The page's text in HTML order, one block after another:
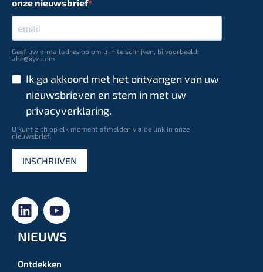
onze nieuwsbrief
Geef uw e-mailadres op om u in te schrijven, bijvoorbeeld:
abc@xyz.com
Ik ga akkoord met het ontvangen van uw
nieuwsbrieven en stem in met uw
privacyverklaring.
U kunt zich op elk moment afmelden via de link in onze
nieuwsbrief.
INSCHRIJVEN
NIEUWS
Ontdekken